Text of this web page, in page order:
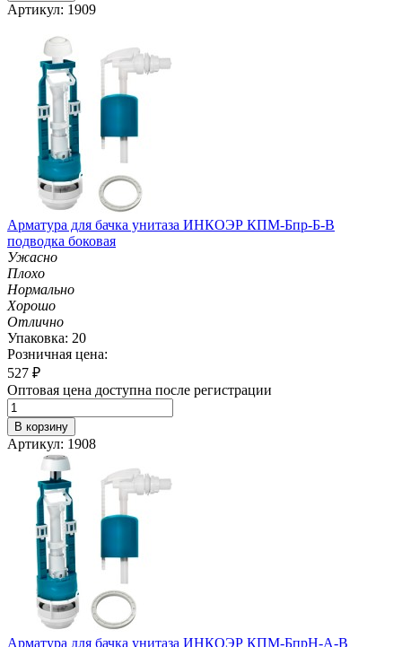
Артикул: 1909
Арматура для бачка унитаза ИНКОЭР КПМ-Бпр-Б-В
подводка боковая
Ужасно
Плохо
Нормально
Хорошо
Отлично
Упаковка: 20
Розничная цена:
527 ₽
Оптовая цена доступна после регистрации
В корзину
Артикул: 1908
Арматура для бачка унитаза ИНКОЭР КПМ-БпрН-А-В